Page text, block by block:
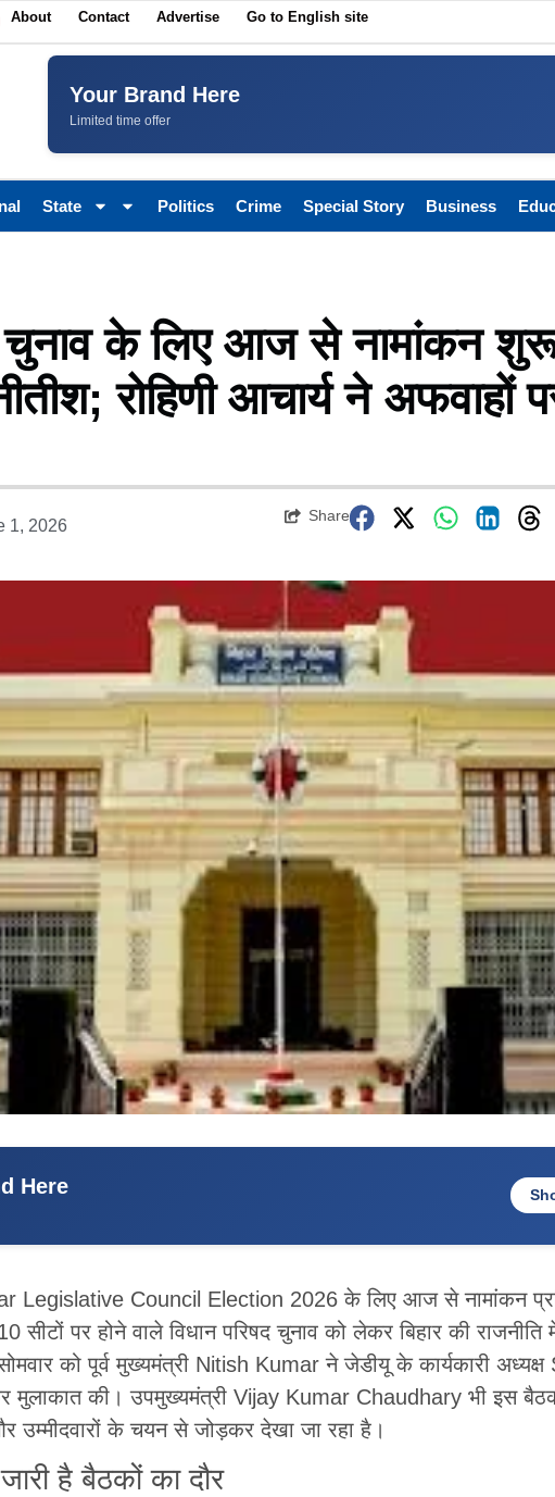
About Contact Advertise Go to English site
Your Brand Here
Limited time offer
State Politics Crime Special Story Business
चुनाव के लिए आज से नामांकन
रोहिणी आचार्य ने अफवाहों
1, 2026
Share
Here
Legislative Council Election 2026 के लिए आज से नामांकन
सीटों पर होने वाले विधान परिषद चुनाव को लेकर बिहार की
को पूर्व मुख्यमंत्री Nitish Kumar ने जेडीयू के कार्यकारी
मुलाकात की। उपमुख्यमंत्री Vijay Kumar Chaudhary भी इस
उम्मीदवारों के चयन से जोड़कर देखा जा रहा है।
है बैठकों का दौर